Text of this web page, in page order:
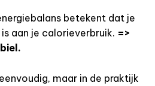
betekent dat je
aan je calorieverbruik. =>
maar in de praktijk